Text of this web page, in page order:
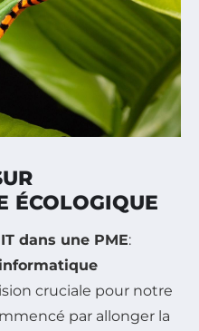
ÉCOLOGIQUE
dans une PME:
informatique
cruciale pour notre
par allonger la